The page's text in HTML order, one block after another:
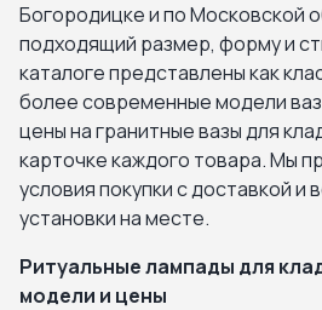
Богородицке и по Московской
подходящий размер, форму и
каталоге представлены как
более современные модели
цены на гранитные вазы для
карточке каждого товара. Мы
условия покупки с доставкой
установки на месте.
Ритуальные лампады для
модели и цены